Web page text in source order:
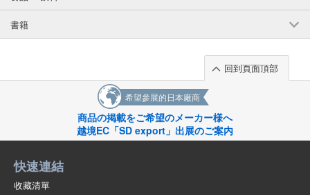
書籍
回到頁面頂部
希望參展的日本廠商
商品の掲載をご希望のメーカー様へ
越境EC「SD export」出展のご案内
快速連結
收藏清單